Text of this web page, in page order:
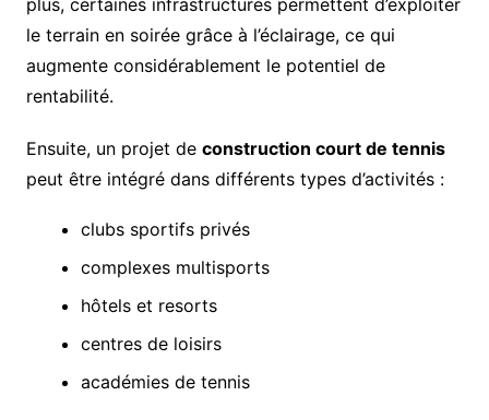
le terrain en soirée grâce à l’éclairage, ce qui
augmente considérablement le potentiel de
rentabilité.
Ensuite, un projet de construction court de tennis
peut être intégré dans différents types d’activités :
clubs sportifs privés
complexes multisports
hôtels et resorts
centres de loisirs
académies de tennis